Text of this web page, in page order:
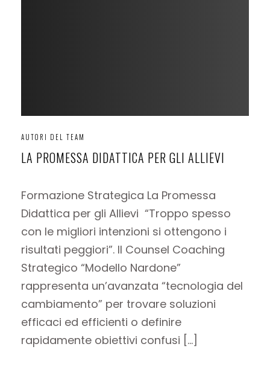
AUTORI DEL TEAM
LA PROMESSA DIDATTICA PER GLI ALLIEVI
Formazione Strategica La Promessa
Didattica per gli Allievi “Troppo spesso
con le migliori intenzioni si ottengono i
risultati peggiori”. Il Counsel Coaching
Strategico “Modello Nardone”
rappresenta un’avanzata “tecnologia del
cambiamento” per trovare soluzioni
efficaci ed efficienti o definire
rapidamente obiettivi confusi […]